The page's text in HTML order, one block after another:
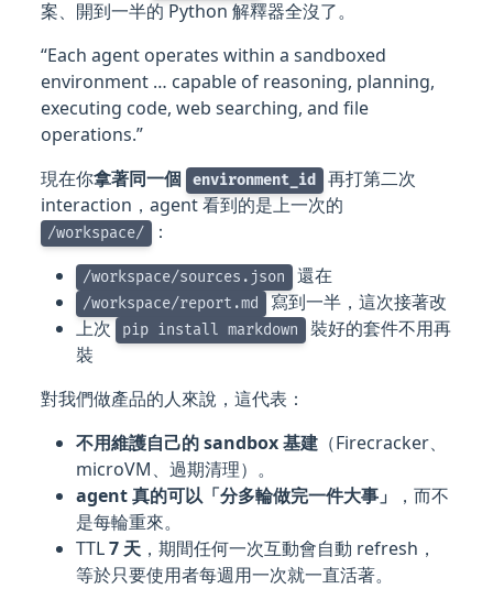
案、開到一半的 Python 解釋器全沒了。
“Each agent operates within a sandboxed
environment … capable of reasoning, planning,
executing code, web searching, and file
operations.”
現在你拿著同一個 environment_id 再打第二次
interaction，agent 看到的是上一次的
/workspace/ ：
/workspace/sources.json 還在
/workspace/report.md 寫到一半，這次接著改
上次
pip install markdown 裝好的套件不用再
裝
對我們做產品的人來說，這代表：
不用維護自己的 sandbox 基建（Firecracker、
microVM、過期清理）。
agent 真的可以「分多輪做完一件大事」
，而不
是每輪重來。
TTL7 天，期間任何一次互動會自動 refresh，
等於只要使用者每週用一次就一直活著。